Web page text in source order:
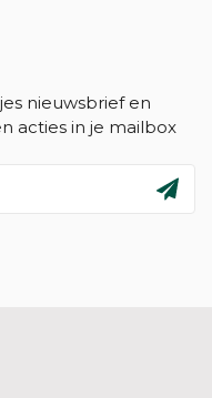
nieuwsbrief en
acties in je mailbox